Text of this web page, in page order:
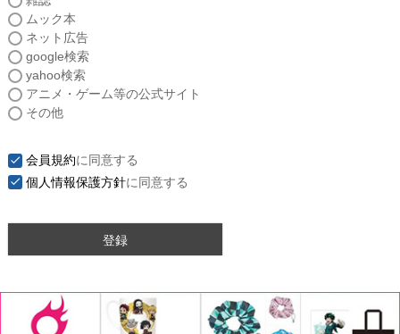
ムック本
ネット広告
google検索
yahoo検索
アニメ・ゲーム等の公式サイト
その他
会員規約に同意する
個人情報保護方針に同意する
登録